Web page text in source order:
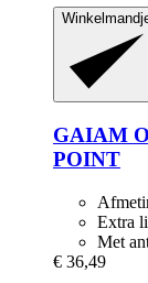
GAIAM
POINT
Extra
Met
€ 36,49